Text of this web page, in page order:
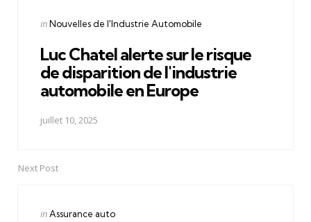
Posted
inNouvelles de l'Industrie Automobile
Luc Chatel alerte sur le risque
de disparition de l'industrie
automobile en Europe
juillet 10, 2025
Next Post
Posted
inAssurance auto